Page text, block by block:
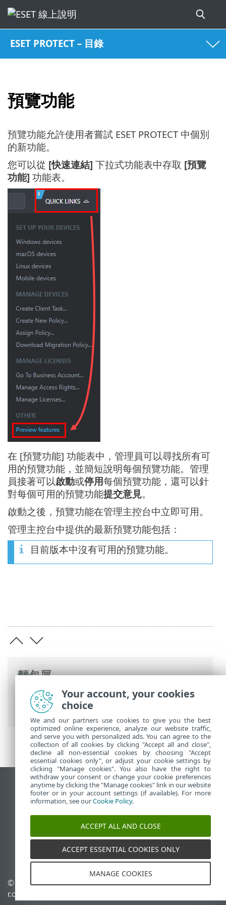
ESET PROTECT – 目錄
預覽功能
麵包屑
ESET 線上說明>ESET PROTECT>開始使用
ESET PROTECT Web Console
預覽功能允許使用者嘗試 ESET PROTECT 中個別
的新功能。
您可以從 [快速連結] 下拉式功能表中存取 [預覽
功能] 功能表。
在 [預覽功能] 功能表中，管理員可以尋找所有可
用的預覽功能，並簡短說明每個預覽功能。管理
員接著可以啟動或停用每個預覽功能，還可以針
對每個可用的預覽功能提交意見。
啟動之後，預覽功能在管理主控台中立即可用。
管理主控台中提供的最新預覽功能包括：
目前版本中沒有可用的預覽功能。
檢視桌面網站
End of Life
ESET 知識庫
ESET Status Portal
地區設定
© 1992 - 2026 ESET, spol. s
r.o. - 保留所有權利。
管理 Cookie
Your account, your cookies
choice
We and our partners use cookies to give you the best
optimized online experience, analyze our website traffic,
and serve you with personalized ads. You can agree to the
collection of all cookies by clicking "Accept all and close",
decline all non-essential cookies by choosing "Accept
essential cookies only", or adjust your cookie settings by
clicking "Manage cookies". You also have the right to
withdraw your consent or change your cookie preferences
anytime by clicking the "Manage cookies" link in our website
footer or in your account settings (if available). For more
information, see ourCookie Policy.
ACCEPT ALL AND CLOSE
ACCEPT ESSENTIAL COOKIES ONLY
MANAGE COOKIES